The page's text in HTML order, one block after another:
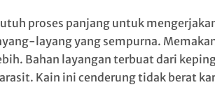
proses panjang untuk
layang yang sempurna.
Bahan layangan terbuat dari
Kain ini cenderung tidak berat